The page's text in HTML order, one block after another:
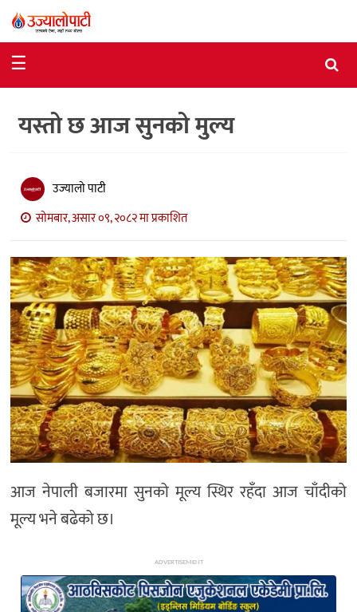
राजनीति
विशेष
विचार
अन्तर्वार्ता
मनोरञ्जन
विज्ञान
प्रविधि
खेलकुद
अन्य
☰
यस्तो छ आज सुनको मुल्य
उज्यालो पाटी
सोमबार, असार ०९, २०८२ मा प्रकाशित
आज नेपाली बजारमा सुनको मूल्य स्थिर रहँदा आज चाँदीको
मूल्य भने बढेको छ।
ADVERTISEMENT